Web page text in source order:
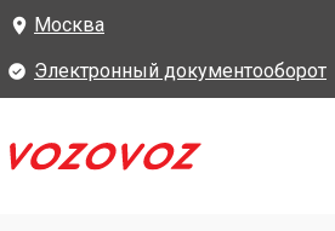
Москва
Электронный документооборот